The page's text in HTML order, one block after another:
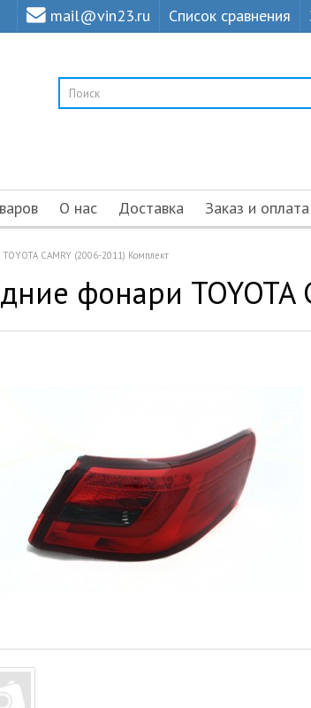
mail@vin23.ru Список сравнения
О нас Доставка Заказ и оплата
CAMRY (2006-2011) Комплект
фонари TOYOTA